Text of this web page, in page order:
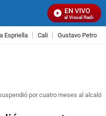
EN VIVO
Señal Visual Radio
Espriella Cali Gustavo Petro
por cuatro meses al